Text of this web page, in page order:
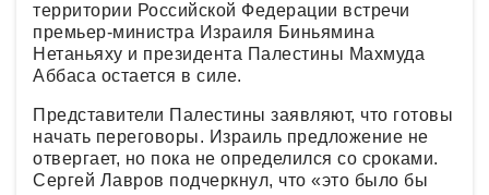
территории Российской Федерации встречи
премьер-министра Израиля Биньямина
Нетаньяху и президента Палестины Махмуда
Аббаса остается в силе.
Представители Палестины заявляют, что готовы
начать переговоры. Израиль предложение не
отвергает, но пока не определился со сроками.
Сергей Лавров подчеркнул, что «это было бы